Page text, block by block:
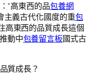
“高東西的品包養網
主義古代化國度的重包
高東西的品質成長這個
動中包養留言板國式古
質成長？